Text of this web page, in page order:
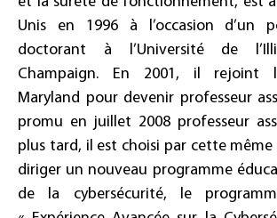
Unis en 1996 à l’occasion d’un
doctorant à l’Université de
Champaign. En 2001, il rejoint
Maryland pour devenir professeur
promu en juillet 2008 professeur
plus tard, il est choisi par cette
diriger un nouveau programme
de la cybersécurité, le